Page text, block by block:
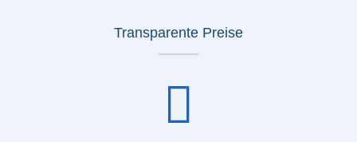
Transparente Preise